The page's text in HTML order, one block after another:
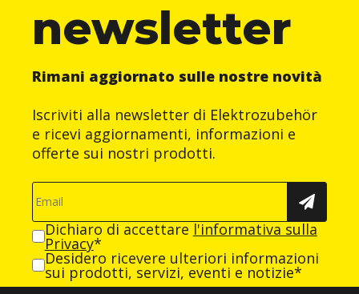
newsletter
Rimani aggiornato sulle nostre novità
Iscriviti alla newsletter di Elektrozubehör
e ricevi aggiornamenti, informazioni e
offerte sui nostri prodotti.
Dichiaro di accettare l'informativa sulla
Privacy*
Desidero ricevere ulteriori informazioni
sui prodotti, servizi, eventi e notizie*